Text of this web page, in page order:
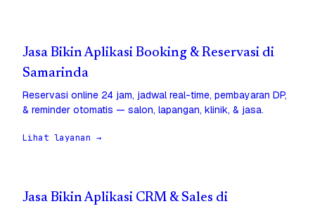
Jasa Bikin Aplikasi Booking & Reservasi di
Samarinda
Reservasi online 24 jam, jadwal real-time, pembayaran DP,
& reminder otomatis — salon, lapangan, klinik, & jasa.
Lihat layanan →
Jasa Bikin Aplikasi CRM & Sales di